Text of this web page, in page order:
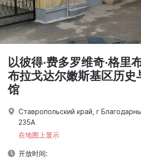
以彼得·费多罗维奇·格里
布拉戈达尔嫩斯基区历史
馆
Ставропольский край, г
235А
在地图上显示
开放时间: